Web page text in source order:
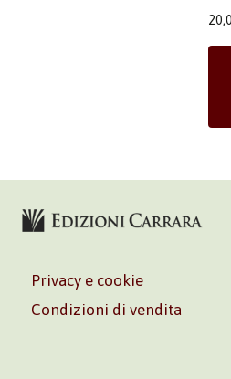
Privacy e cookie
Condizioni di vendita